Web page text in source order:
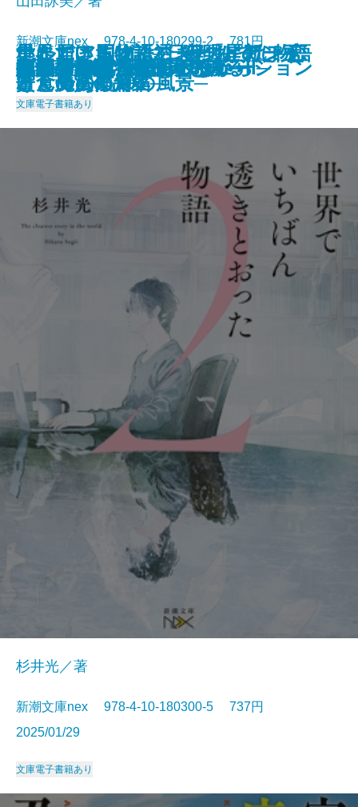
灼熱
擬傷の鳥はつかまらない
プリンシパル
アイドルだった君へ
星に届ける物語─日経「星新一
賞」受賞作品集─
あわこさま─不村家奇譚─
うしろにご用心！
ナルニア国物語3 夜明けのぼう
けん号の航海
真冬の訪問者
いただきますは、ふたりで。─恋
と食のある10の風景─
新潮文庫nex 978-4-10-180299-2 781円
2025/01/29
文庫電子書籍あり
世界でいちばん透きとおった物語
2
杉井光／著
新潮文庫nex 978-4-10-180300-5 737円
2025/01/29
文庫電子書籍あり
家裁調査官・庵原かのん
火山のふもとで
鯉姫婚姻譚
死ぬまでに行きたい海
それでも日々はつづくから
胃が合うふたり
ブロッコリー・レボリューション
いのちの記憶─銀河を渡るII─
ナルニア国物語2 カスピアン王
子と魔法の角笛